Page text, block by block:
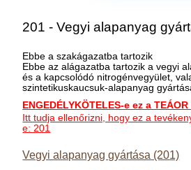
201 - Vegyi alapanyag
Ebbe a szakágazatba tartozik
Ebbe az alágazatba tartozik a vegyi
és a kapcsolódó nitrogénvegyület,
szintetikuskaucsuk-alapanyag
ENGEDÉLYKÖTELES-e ez a
Itt tudja ellenőrizni, hogy ez a
e: 201
Vegyi alapanyag gyártása (201)